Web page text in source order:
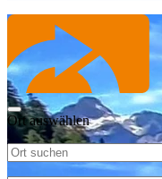
Ort auswählen